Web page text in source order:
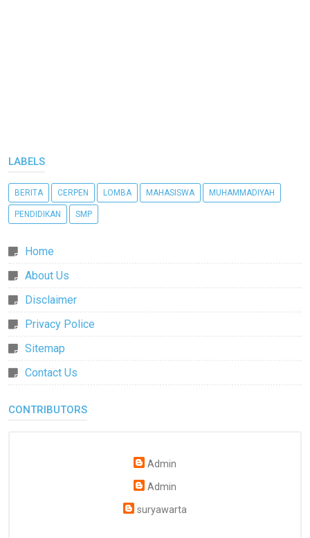
LABELS
BERITA CERPEN LOMBA MAHASISWA MUHAMMADIYAH
PENDIDIKAN SMP
Home
About Us
Disclaimer
Privacy Police
Sitemap
Contact Us
CONTRIBUTORS
Admin
Admin
suryawarta